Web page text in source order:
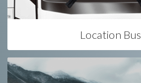
Location Bus